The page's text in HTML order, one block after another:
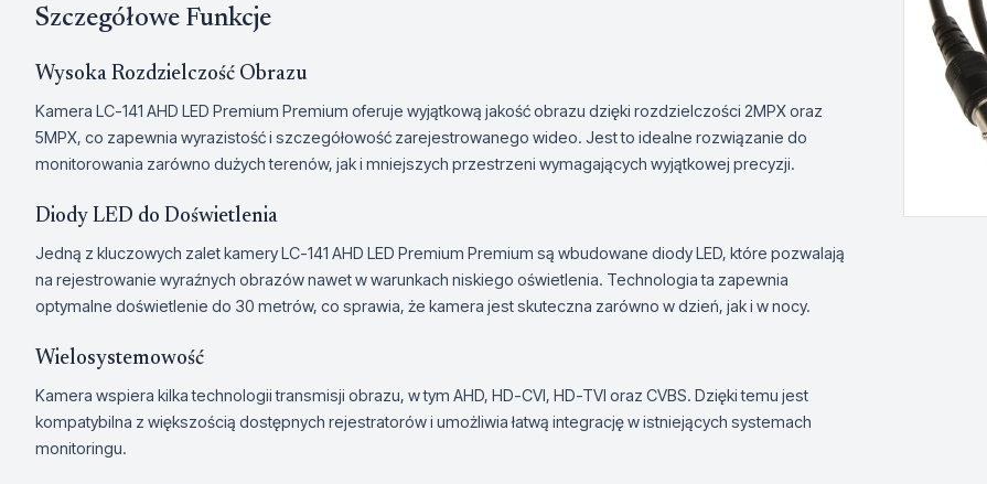
Szczegółowe Funkcje
Wysoka Rozdzielczość Obrazu
Kamera LC-141 AHD LED Premium Premium oferuje wyjątkową jakość obrazu dzięki rozdzielczości 2MPX oraz
5MPX, co zapewnia wyrazistość i szczegółowość zarejestrowanego wideo. Jest to idealne rozwiązanie do
monitorowania zarówno dużych terenów, jak i mniejszych przestrzeni wymagających wyjątkowej precyzji.
Diody LED do Doświetlenia
Jedną z kluczowych zalet kamery LC-141 AHD LED Premium Premium są wbudowane diody LED, które pozwalają
na rejestrowanie wyraźnych obrazów nawet w warunkach niskiego oświetlenia. Technologia ta zapewnia
optymalne doświetlenie do 30 metrów, co sprawia, że kamera jest skuteczna zarówno w dzień, jak i w nocy.
Wielosystemowość
Kamera wspiera kilka technologii transmisji obrazu, w tym AHD, HD-CVI, HD-TVI oraz CVBS. Dzięki temu jest
kompatybilna z większością dostępnych rejestratorów i umożliwia łatwą integrację w istniejących systemach
monitoringu.